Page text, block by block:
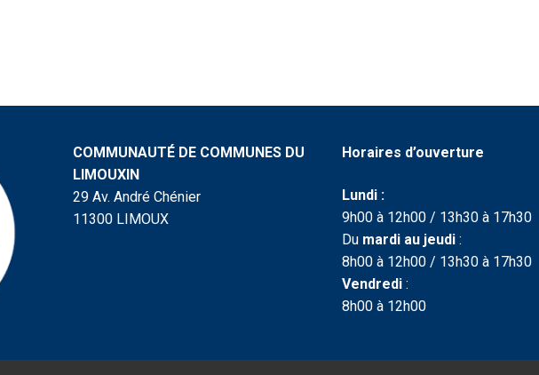
COMMUNAUTÉ DE COMMUNES DU
LIMOUXIN
29 Av. André Chénier
11300 LIMOUX
Horaires d’ouverture
Lundi :
9h00 à 12h00 / 13h30 à 17h30
Du mardi au jeudi :
8h00 à 12h00 / 13h30 à 17h30
Vendredi :
8h00 à 12h00